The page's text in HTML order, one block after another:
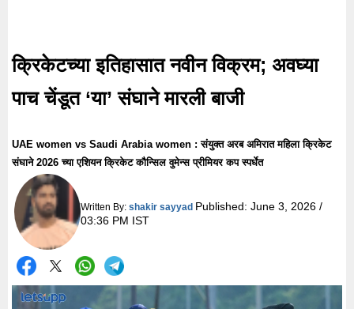
क्रिकेटच्या इतिहासात नवीन विक्रम; अवघ्या
पाच चेंडूत ‘या’ संघाने मारली बाजी
UAE women vs Saudi Arabia women : संयुक्त अरब अमिरात महिला क्रिकेट
संघाने 2026 च्या एशियन क्रिकेट कौन्सिल वुमेन्स प्रीमियर कप स्पर्धेत
Written By: shakir sayyad Published: June 3, 2026 /
03:36 PM IST